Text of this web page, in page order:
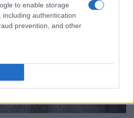
to enable storage
including authentication
prevention, and other